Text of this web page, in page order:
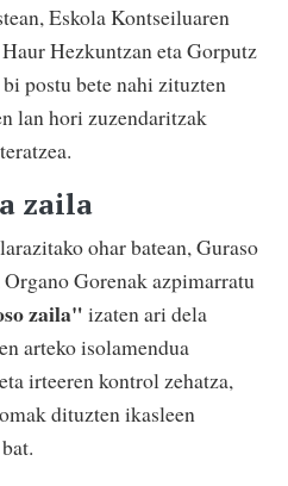
Eskola Kontseiluaren
Hezkuntzan eta Gorputz
postu bete nahi zituzten
lan hori zuzendaritzak
zaila
ohar batean, Guraso
Gorenak azpimarratu
zaila" izaten ari dela
arteko isolamendua
irteeren kontrol zehatza,
dituzten ikasleen